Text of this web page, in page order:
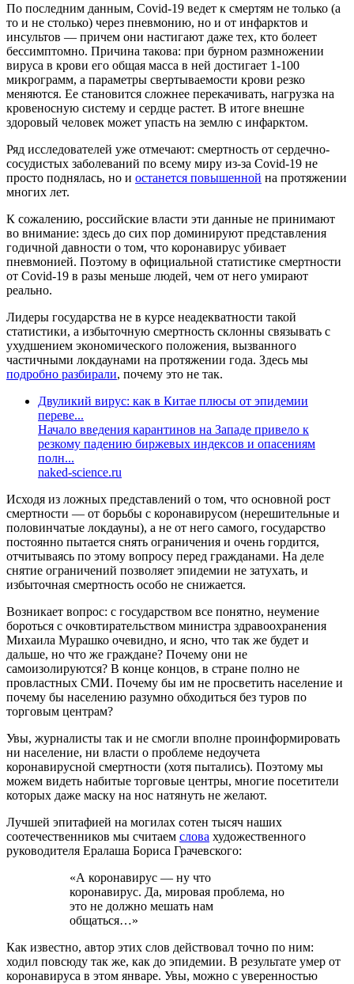
По последним данным, Covid-19 ведет к смертям не только (а
то и не столько) через пневмонию, но и от инфарктов и
инсультов — причем они настигают даже тех, кто болеет
бессимптомно. Причина такова: при бурном размножении
вируса в крови его общая масса в ней достигает 1-100
микрограмм, а параметры свертываемости крови резко
меняются. Ее становится сложнее перекачивать, нагрузка на
кровеносную систему и сердце растет. В итоге внешне
здоровый человек может упасть на землю с инфарктом.
Ряд исследователей уже отмечают: смертность от сердечно-
сосудистых заболеваний по всему миру из-за Covid-19 не
просто поднялась, но и останется повышенной на протяжении
многих лет.
К сожалению, российские власти эти данные не принимают
во внимание: здесь до сих пор доминируют представления
годичной давности о том, что коронавирус убивает
пневмонией. Поэтому в официальной статистике смертности
от Covid-19 в разы меньше людей, чем от него умирают
реально.
Лидеры государства не в курсе неадекватности такой
статистики, а избыточную смертность склонны связывать с
ухудшением экономического положения, вызванного
частичными локдаунами на протяжении года. Здесь мы
подробно разбирали, почему это не так.
Двуликий вирус: как в Китае плюсы от эпидемии
переве...
Начало введения карантинов на Западе привело к
резкому падению биржевых индексов и опасениям
полн...
naked-science.ru
Исходя из ложных представлений о том, что основной рост
смертности — от борьбы с коронавирусом (нерешительные и
половинчатые локдауны), а не от него самого, государство
постоянно пытается снять ограничения и очень гордится,
отчитываясь по этому вопросу перед гражданами. На деле
снятие ограничений позволяет эпидемии не затухать, и
избыточная смертность особо не снижается.
Возникает вопрос: с государством все понятно, неумение
бороться с очковтирательством министра здравоохранения
Михаила Мурашко очевидно, и ясно, что так же будет и
дальше, но что же граждане? Почему они не
самоизолируются? В конце концов, в стране полно не
провластных СМИ. Почему бы им не просветить население и
почему бы населению разумно обходиться без туров по
торговым центрам?
Увы, журналисты так и не смогли вполне проинформировать
ни население, ни власти о проблеме недоучета
коронавирусной смертности (хотя пытались). Поэтому мы
можем видеть набитые торговые центры, многие посетители
которых даже маску на нос натянуть не желают.
Лучшей эпитафией на могилах сотен тысяч наших
соотечественников мы считаем слова художественного
руководителя Ералаша Бориса Грачевского:
«А коронавирус — ну что
коронавирус. Да, мировая проблема, но
это не должно мешать нам
общаться…»
Как известно, автор этих слов действовал точно по ним:
ходил повсюду так же, как до эпидемии. В результате умер от
коронавируса в этом январе. Увы, можно с уверенностью